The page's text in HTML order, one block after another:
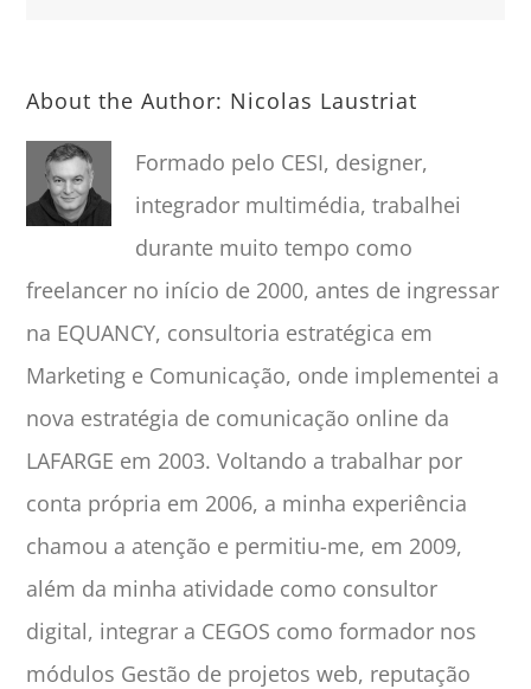
About the Author: Nicolas Laustriat
Formado pelo CESI, designer,
integrador multimédia, trabalhei
durante muito tempo como
freelancer no início de 2000, antes de ingressar
na EQUANCY, consultoria estratégica em
Marketing e Comunicação, onde implementei a
nova estratégia de comunicação online da
LAFARGE em 2003. Voltando a trabalhar por
conta própria em 2006, a minha experiência
chamou a atenção e permitiu-me, em 2009,
além da minha atividade como consultor
digital, integrar a CEGOS como formador nos
módulos Gestão de projetos web, reputação